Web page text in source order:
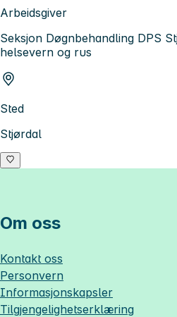
Arbeidsgiver
Seksjon Døgnbehandling DPS
helsevern og rus
Sted
Stjørdal
Om oss
Kontakt oss
Personvern
Informasjonskapsler
Tilgjengelighetserklæring